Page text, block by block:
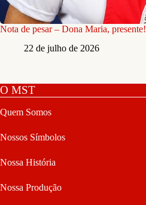
Nota de pesar – Dona Maria, presente!
22 de julho de 2026
O MST
Quem Somos
Nossos Símbolos
Nossa História
Nossa Produção